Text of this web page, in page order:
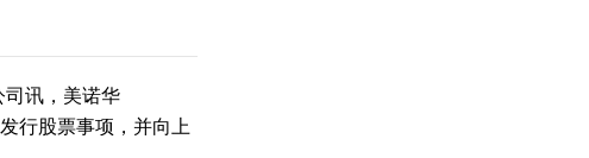
司讯，美诺华
行股票事项，并向上